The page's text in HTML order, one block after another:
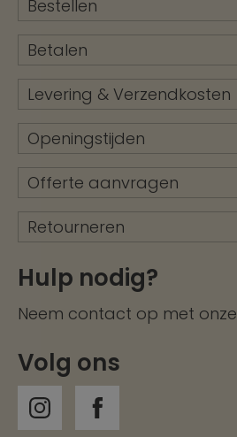
Bestellen
Betalen
Levering & Verzendkosten
Openingstijden
Offerte aanvragen
Retourneren
Hulp nodig?
Neem contact op met onze
Volg ons